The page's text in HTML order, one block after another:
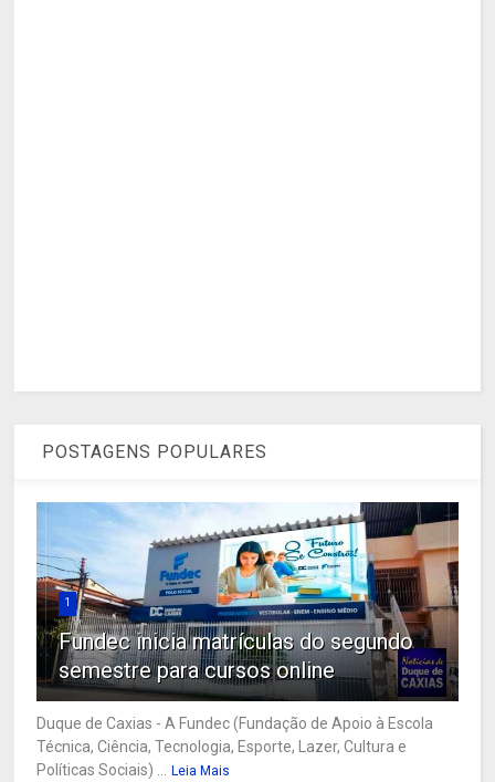
POSTAGENS POPULARES
1
Fundec inicia matrículas do segundo
semestre para cursos online
Duque de Caxias - A Fundec (Fundação de Apoio à Escola
Técnica, Ciência, Tecnologia, Esporte, Lazer, Cultura e
Políticas Sociais) ...
Leia Mais